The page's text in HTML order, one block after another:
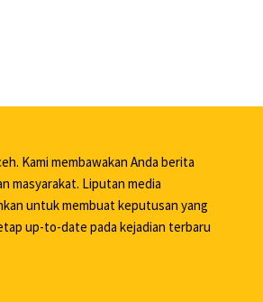
Kami membawakan Anda berita
masyarakat. Liputan media
untuk membuat keputusan yang
up-to-date pada kejadian terbaru